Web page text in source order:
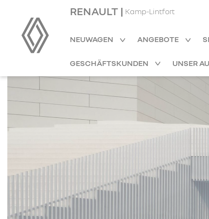
RENAULT | Kamp-Lintfort
NEUWAGEN ANGEBOTE
GESCHÄFTSKUNDEN UNSER